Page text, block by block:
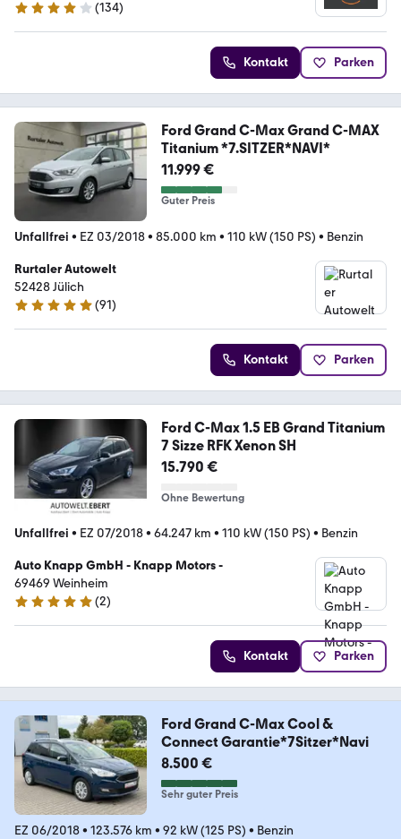
4.2 Sterne
(134)
Kontakt Parken
Ford Grand C-Max Grand C-MAX
Titanium *7.SITZER*NAVI*
11.999 €
Guter Preis
Unfallfrei • EZ 03/2018• 85.000 km • 110 kW (150 PS) • Benzin
Rurtaler Autowelt
52428 Jülich
4.9 Sterne
(91)
Kontakt Parken
Ford C-Max 1.5 EB Grand Titanium
7 Sizze RFK Xenon SH
15.790 €
Ohne Bewertung
Unfallfrei • EZ 07/2018• 64.247 km • 110 kW (150 PS) • Benzin
Auto Knapp GmbH - Knapp Motors -
69469 Weinheim
5 Sterne
(2)
Kontakt Parken
Ford Grand C-Max Cool &
Connect Garantie*7Sitzer*Navi
8.500 €
Sehr guter Preis
EZ 06/2018• 123.576 km • 92 kW (125 PS) • Benzin